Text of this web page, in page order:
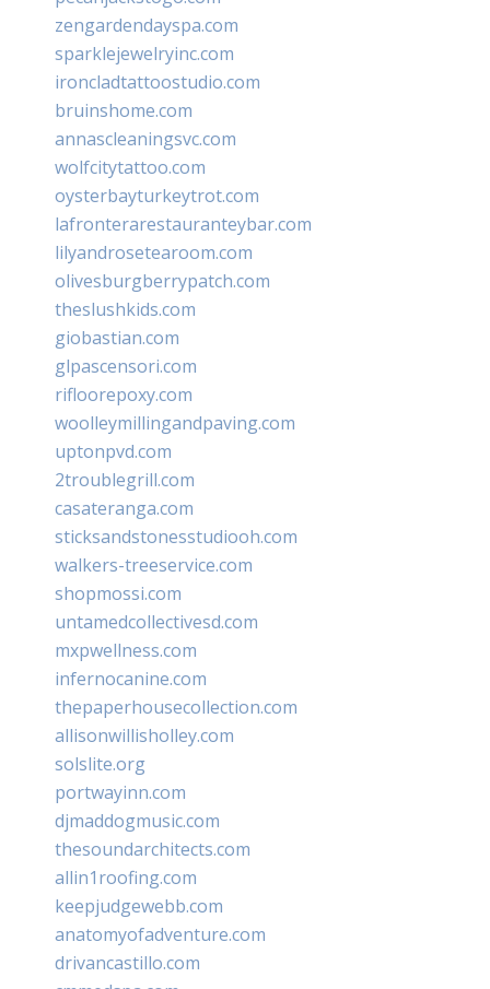
zengardendayspa.com
sparklejewelryinc.com
ironcladtattoostudio.com
bruinshome.com
annascleaningsvc.com
wolfcitytattoo.com
oysterbayturkeytrot.com
lafronterarestauranteybar.com
lilyandrosetearoom.com
olivesburgberrypatch.com
theslushkids.com
giobastian.com
glpascensori.com
rifloorepoxy.com
woolleymillingandpaving.com
uptonpvd.com
2troublegrill.com
casateranga.com
sticksandstonesstudiooh.com
walkers-treeservice.com
shopmossi.com
untamedcollectivesd.com
mxpwellness.com
infernocanine.com
thepaperhousecollection.com
allisonwillisholley.com
solslite.org
portwayinn.com
djmaddogmusic.com
thesoundarchitects.com
allin1roofing.com
keepjudgewebb.com
anatomyofadventure.com
drivancastillo.com